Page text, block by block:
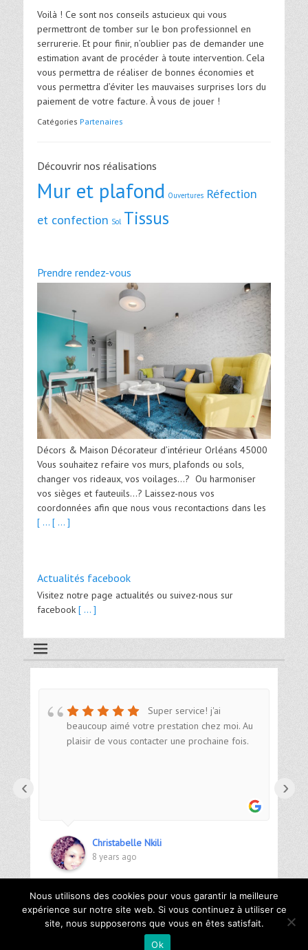
Voilà ! Ce sont nos conseils astucieux qui vous
permettront de tomber sur le bon professionnel en
serrurerie. Et pour finir, n’oublier pas de demander une
estimation avant de procéder à toute intervention. Cela
vous permettra de réaliser de bonnes économies et
vous permettra d’éviter les mauvaises surprises lors du
paiement de votre facture. À vous de jouer !
Catégories Partenaires
Découvrir nos réalisations
Mur et plafond Ouvertures Réfection
et confection Sol Tissus
Prendre rendez-vous
Décors & Maison Décorateur d’intérieur Orléans 45000
Vous souhaitez refaire vos murs, plafonds ou sols,
changer vos rideaux, vos voilages…? Ou harmoniser
vos sièges et fauteuils…? Laissez-nous vos
coordonnées afin que nous vous recontactions dans les
[ ... [ ... ]
Actualités facebook
Visitez notre page actualités ou suivez-nous sur
facebook [ ... ]
Super service! j'ai
beaucoup aimé votre prestation chez moi. Au
plaisir de vous contacter une prochaine fois.
Christabelle Nkili
8 years ago
‹ ›
Décors et Maison. Tous droits réservés |
Nous utilisons des cookies pour vous garantir la meilleure
expérience sur notre site web. Si vous continuez à utiliser ce
site, nous supposerons que vous en êtes satisfait.
Ok